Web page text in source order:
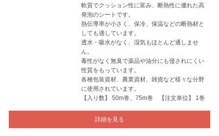
軟質でクッション性に富み、断熱性に優れた高
発泡のシートです。
熱伝導率が小さく、保冷、保温などの断熱材と
しても適しています。
透水・吸水がなく、湿気もほとんど通しませ
ん。
毒性がなく無臭で薬品や油分にも侵されにくい
性質をもっています。
各種包装資材、農業資材、雑貨など様々な分野
に使用されています。
【入り数】 50m巻、75m巻 【注文単位】 1巻
詳細を見る